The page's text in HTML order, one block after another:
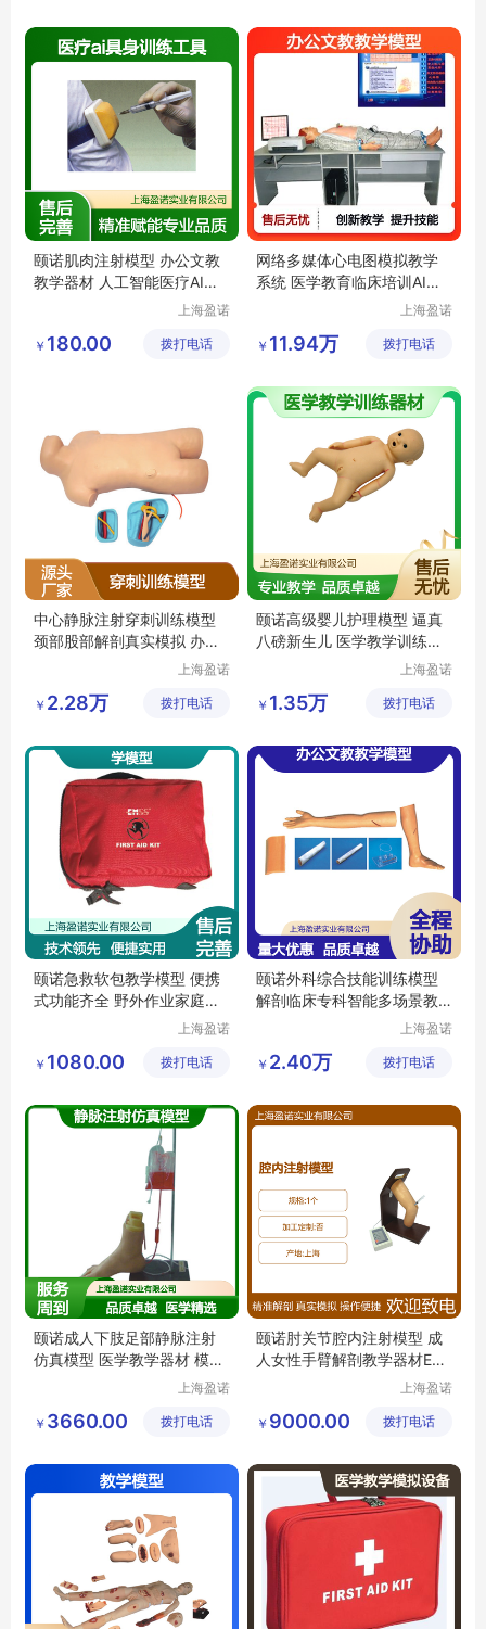
颐诺肌肉注射模型 办公文教
教学器材 人工智能医疗AI具
上海盈诺
公司
￥ 180.00 拨打电话
网络多媒体心电图模拟教学
系统 医学教育临床培训AI辅
上海盈诺
公司
￥ 11.94万 拨打电话
中心静脉注射穿刺训练模型
颈部股部解剖真实模拟 办公
上海盈诺
公司
￥ 2.28万 拨打电话
颐诺高级婴儿护理模型 逼真
八磅新生儿 医学教学训练器
上海盈诺
公司
￥ 1.35万 拨打电话
颐诺急救软包教学模型 便携
式功能齐全 野外作业家庭旅
上海盈诺
公司
￥ 1080.00 拨打电话
颐诺外科综合技能训练模型
解剖临床专科智能多场景教
上海盈诺
公司
￥ 2.40万 拨打电话
颐诺成人下肢足部静脉注射
仿真模型 医学教学器材 模拟
上海盈诺
公司
￥ 3660.00 拨打电话
颐诺肘关节腔内注射模型 成
人女性手臂解剖教学器材EN/
上海盈诺
公司
￥ 9000.00 拨打电话